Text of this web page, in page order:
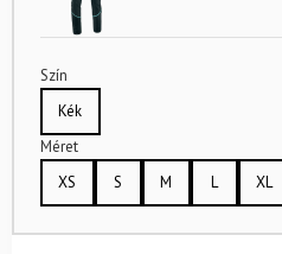
Szín
Kék
Méret
XS
S M L XL